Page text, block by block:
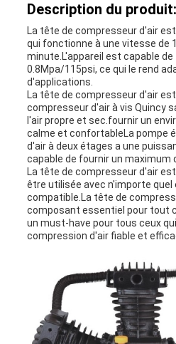
DEMANDEZ
UN DEVIS
PLAN
SITE
PRIVACY
Description du produit:
La tête de compresseur d'air
qui fonctionne à une vitesse de
minute.L'appareil est capable
0.8Mpa/115psi, ce qui le rend
d'applications.
La tête de compresseur d'air
compresseur d'air à vis Quincy
l'air propre et sec.fournir un
calme et confortableLa pompe
d'air à deux étages a une
capable de fournir un maximum
La tête de compresseur d'air
être utilisée avec n'importe
compatible.La tête de
composant essentiel pour tout
un must-have pour tous ceux
compression d'air fiable et